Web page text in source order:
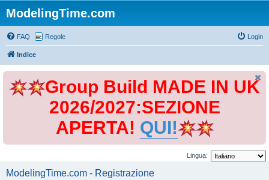
ModelingTime.com
FAQ Regole Login
Indice
Group Build MADE IN UK
2026/2027:SEZIONE
APERTA! QUI!
Lingua:
ModelingTime.com - Registrazione